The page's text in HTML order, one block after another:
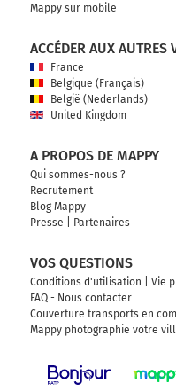
Mappy sur mobile
ACCÉDER AUX AUTRES
France
Belgique (Français)
België (Nederlands)
United Kingdom
A PROPOS DE MAPPY
Qui sommes-nous ?
Recrutement
Blog Mappy
Presse
Partenaires
VOS QUESTIONS
Conditions d'utilisation Vie
FAQ - Nous contacter
Couverture transports en
Mappy photographie votre